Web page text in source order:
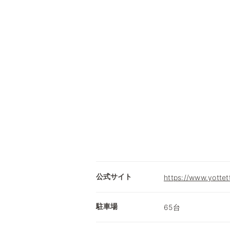
公式サイト https://
駐車場 65台